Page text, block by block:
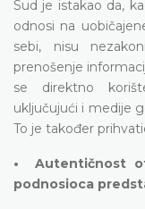
Sud je istakao da,
odnosi na
sebi, nisu
prenošenje
se direktno
uključujući i medije
To je također
• Autentičnost
podnosioca